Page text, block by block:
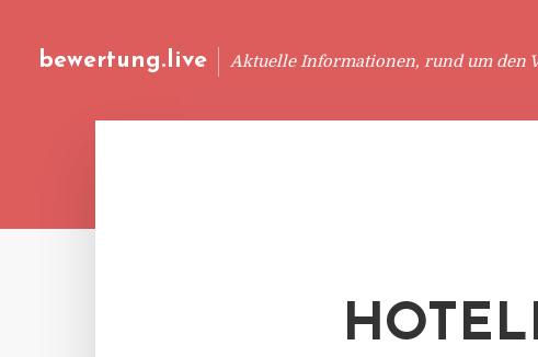
bewertung.live Aktuelle Informationen, rund um den